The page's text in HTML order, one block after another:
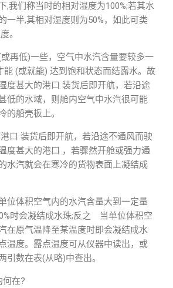
,我们称当时的相对湿度为100%;若其水
一半,其相对湿度则为50%，如此可类
。
再低)一些，空气中水汽含量要较多一
能 (或就能) 达到饱和状态而结露水。故
度甚大的港口 装货后即开航，若沿途
低的水域，则舱内空气中水汽很可能
的船壳板上。
口 装货后即开航，若沿途不通风而驶
度甚大的港口 ，若骤然开舱或强力通
水汽就会在寒冷的货物表面上凝结成
位体积空气内的水汽含量大到一定量
时会凝结成水珠;反之 当单位体积空
在原气温降至某温度时即会凝结成水
温度。露点温度可从仪器中读出，或
引数在表(从略)中查出。
何在?